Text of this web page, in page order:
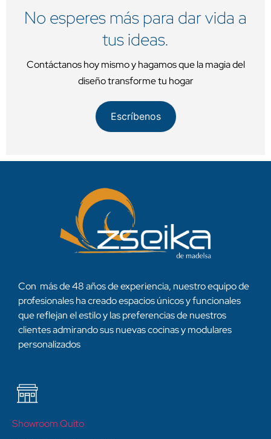
No esperes más para dar vida a
tus ideas.
Contáctanos hoy mismo y hagamos que la magia del
diseño transforme tu hogar
Escríbenos
Con más de 48 años de experiencia, nuestro equipo de
profesionales ha creado espacios únicos y funcionales
que reflejan el estilo y las preferencias de nuestros
clientes admirando sus nuevas cocinas y modulares
personalizados
Showroom Quito